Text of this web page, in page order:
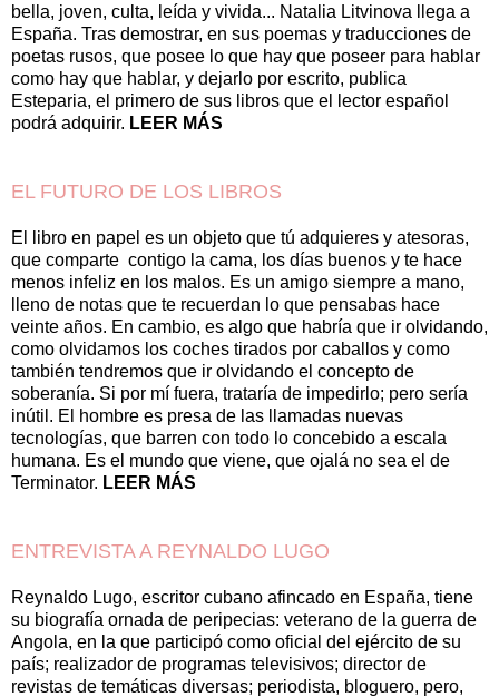
bella, joven, culta, leída y vivida... Natalia Litvinova llega a
España. Tras demostrar, en sus poemas y traducciones de
poetas rusos, que posee lo que hay que poseer para hablar
como hay que hablar, y dejarlo por escrito, publica
Esteparia, el primero de sus libros que el lector español
podrá adquirir. LEER MÁS
EL FUTURO DE LOS LIBROS
El libro en papel es un objeto que tú adquieres y atesoras,
que comparte contigo la cama, los días buenos y te hace
menos infeliz en los malos. Es un amigo siempre a mano,
lleno de notas que te recuerdan lo que pensabas hace
veinte años. En cambio, es algo que habría que ir olvidando,
como olvidamos los coches tirados por caballos y como
también tendremos que ir olvidando el concepto de
soberanía. Si por mí fuera, trataría de impedirlo; pero sería
inútil. El hombre es presa de las llamadas nuevas
tecnologías, que barren con todo lo concebido a escala
humana. Es el mundo que viene, que ojalá no sea el de
Terminator. LEER MÁS
ENTREVISTA A REYNALDO LUGO
Reynaldo Lugo, escritor cubano afincado en España, tiene
su biografía ornada de peripecias: veterano de la guerra de
Angola, en la que participó como oficial del ejército de su
país; realizador de programas televisivos; director de
revistas de temáticas diversas; periodista, bloguero, pero,